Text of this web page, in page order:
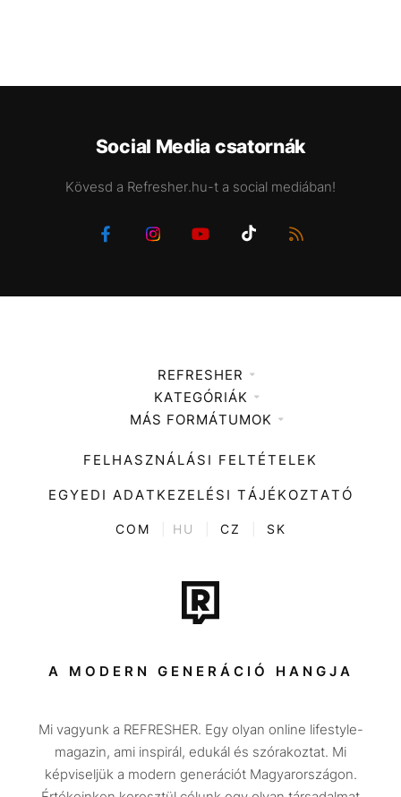
Social Media csatornák
Kövesd a Refresher.hu-t a social mediában!
REFRESHER
Médiaajánlat
KATEGÓRIÁK
Zene
Divat
Kultúra
ENTR
Tech-Tudomány
Sport
Társadalom
Utazás
Életmód
MÁS FORMÁTUMOK
FELHASZNÁLÁSI FELTÉTELEK
EGYEDI ADATKEZELÉSI TÁJÉKOZTATÓ
COM HU CZ SK
A MODERN GENERÁCIÓ HANGJA
Mi vagyunk a REFRESHER. Egy olyan online lifestyle-
magazin, ami inspirál, edukál és szórakoztat. Mi
képviseljük a modern generációt Magyarországon.